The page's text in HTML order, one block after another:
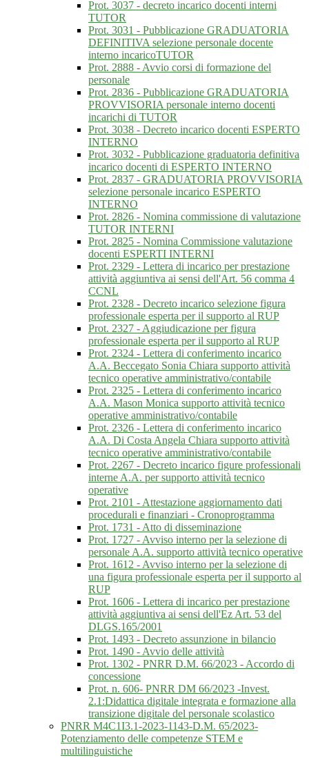
Prot. 3037 - decreto incarico docenti interni
TUTOR
Prot. 3031 - Pubblicazione GRADUATORIA
DEFINITIVA selezione personale docente
interno incaricoTUTOR
Prot. 2888 - Avvio corsi di formazione del
personale
Prot. 2836 - Pubblicazione GRADUATORIA
PROVVISORIA personale interno docenti
incarichi di TUTOR
Prot. 3038 - Decreto incarico docenti ESPERTO
INTERNO
Prot. 3032 - Pubblicazione graduatoria definitiva
incarico docenti di ESPERTO INTERNO
Prot. 2837 - GRADUATORIA PROVVISORIA
selezione personale incarico ESPERTO
INTERNO
Prot. 2826 - Nomina commissione di valutazione
TUTOR INTERNI
Prot. 2825 - Nomina Commissione valutazione
docenti ESPERTI INTERNI
Prot. 2329 - Lettera di incarico per prestazione
attività aggiuntiva ai sensi dell'Art. 56 comma 4
CCNL
Prot. 2328 - Decreto incarico selezione figura
professionale esperta per il supporto al RUP
Prot. 2327 - Aggiudicazione per figura
professionale esperta per il supporto al RUP
Prot. 2324 - Lettera di conferimento incarico
A.A. Beccegato Sonia Chiara supporto attività
tecnico operative amministrativo/contabile
Prot. 2325 - Lettera di conferimento incarico
A.A. Mason Monica supporto attività tecnico
operative amministrativo/contabile
Prot. 2326 - Lettera di conferimento incarico
A.A. Di Costa Angela Chiara supporto attività
tecnico operative amministrativo/contabile
Prot. 2267 - Decreto incarico figure professionali
interne A.A. per supporto attività tecnico
operative
Prot. 2101 - Attestazione aggiornamento dati
procedurali e finanziari - Cronoprogramma
Prot. 1731 - Atto di disseminazione
Prot. 1727 - Avviso interno per la selezione di
personale A.A. supporto attività tecnico operative
Prot. 1612 - Avviso interno per la selezione di
una figura professionale esperta per il supporto al
RUP
Prot. 1606 - Lettera di incarico per prestazione
attività aggiuntiva ai sensi dell'Ez Art. 53 del
DLGS.165/2001
Prot. 1493 - Decreto assunzione in bilancio
Prot. 1490 - Avvio delle attività
Prot. 1302 - PNRR D.M. 66/2023 - Accordo di
concessione
Prot. n. 606- PNRR DM 66/2023 -Invest.
2.1:Didattica digitale integrata e formazione alla
transizione digitale del personale scolastico
PNRR M4C1I3.1-2023-1143-D.M. 65/2023-
Potenziamento delle competenze STEM e
multilinguistiche